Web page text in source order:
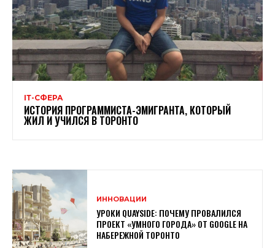
ІТ-СФЕРА
ИСТОРИЯ ПРОГРАММИСТА-ЭМИГРАНТА, КОТОРЫЙ
ЖИЛ И УЧИЛСЯ В ТОРОНТО
ИННОВАЦИИ
УРОКИ QUAYSIDE: ПОЧЕМУ ПРОВАЛИЛСЯ
ПРОЕКТ «УМНОГО ГОРОДА» ОТ GOOGLE НА
НАБЕРЕЖНОЙ ТОРОНТО